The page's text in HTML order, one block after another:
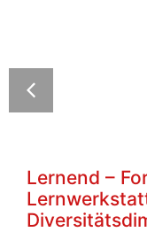
Lernend –